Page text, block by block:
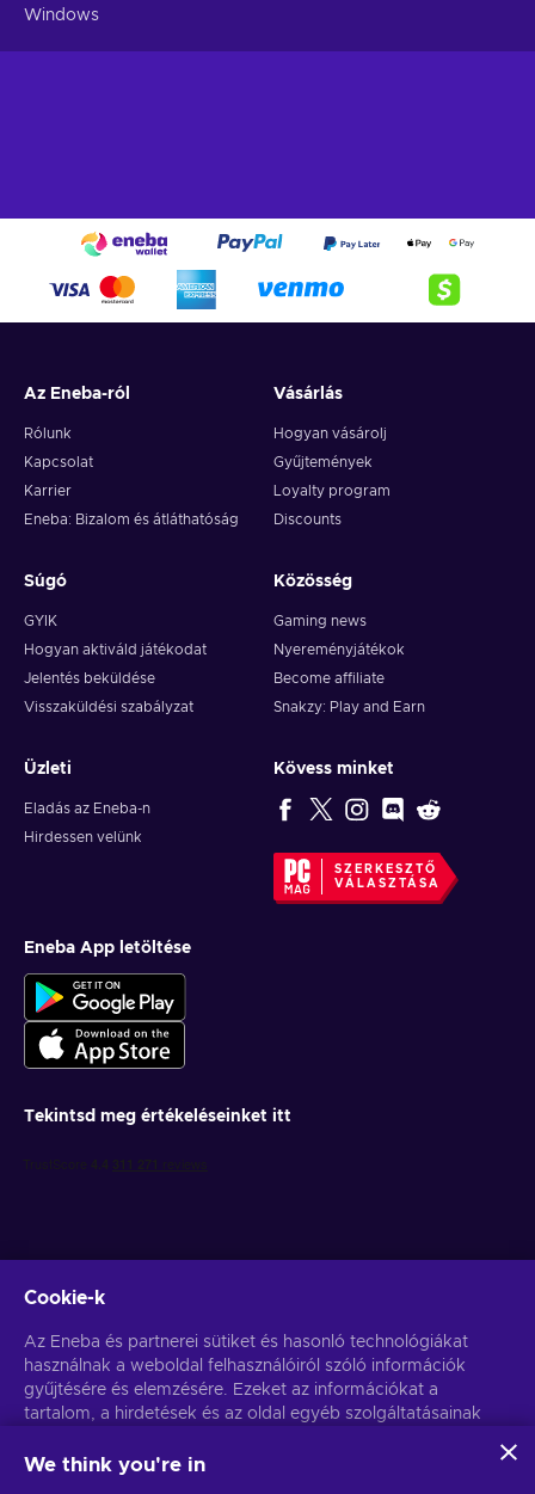
Windows
Az Eneba-ról
Rólunk
Kapcsolat
Karrier
Eneba: Bizalom és átláthatóság
Vásárlás
Hogyan vásárolj
Gyűjtemények
Loyalty program
Discounts
Súgó
GYIK
Hogyan aktiváld játékodat
Jelentés beküldése
Visszaküldési szabályzat
Közösség
Gaming news
Nyereményjátékok
Become affiliate
Snakzy: Play and Earn
Üzleti
Eladás az Eneba-n
Hirdessen velünk
Kövess minket
SZERKESZTŐ
VÁLASZTÁSA
Eneba App letöltése
Tekintsd meg értékeléseinket itt
Feliratkozás
You can unsubscribe at any time. Visit Privacy noticefor more
Cookie-k
Az Eneba és partnerei sütiket és hasonló technológiákat
használnak a weboldal felhasználóiról szóló információk
gyűjtésére és elemzésére. Ezeket az információkat a
tartalom, a hirdetések és az oldal egyéb szolgáltatásainak
hirdetések személyre szabásához is felhasználhatjuk.
We think you're in